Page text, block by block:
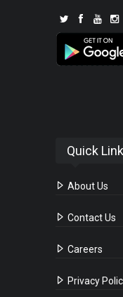
Quick
About Us
Contact Us
Careers
Privacy